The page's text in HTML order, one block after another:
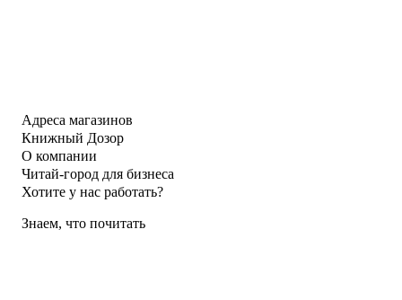
Адреса магазинов
Книжный Дозор
О компании
Читай-город для бизнеса
Хотите у нас работать?
Знаем, что почитать